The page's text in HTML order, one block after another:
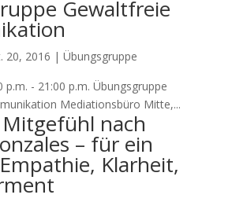
Gewaltfreie
20, 2016 | Übungsgruppe
p.m. - 21:00 p.m. Übungsgruppe
Mediationsbüro Mitte,...
nach
– für ein
Klarheit,